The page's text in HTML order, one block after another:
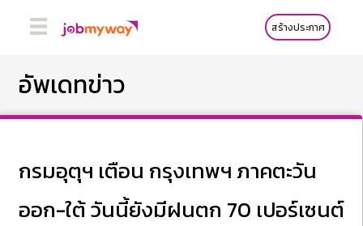
สร้างประกาศ
อัพเดทข่าว
กรมอุตุฯ เตือน กรุงเทพฯ ภาคตะวัน
ออก-ใต้ วันนี้ยังมีฝนตก 70 เปอร์เซนต์